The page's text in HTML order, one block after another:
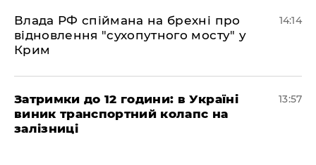
Влада РФ спіймана на брехні про
відновлення "сухопутного мосту" у
Крим
14:14
Затримки до 12 години: в Україні
виник транспортний колапс на
залізниці
13:57